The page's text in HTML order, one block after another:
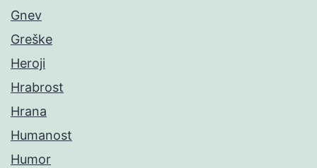
Gnev
Greške
Heroji
Hrabrost
Hrana
Humanost
Humor